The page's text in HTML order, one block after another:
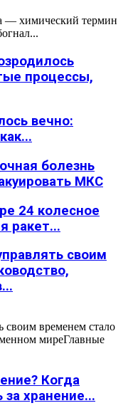
— химический термин
процессы,
вечно:
болезнь
МКС
24 колесное
ракет...
своим
своим временем стало
миреГлавные
Когда
хранение...